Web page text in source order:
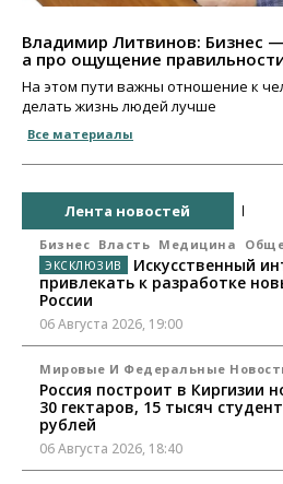
Владимир Литвинов: Бизнес
а про ощущение
На этом пути важны отношение к
делать жизнь людей лучше
Все материалы
Лента новостей
Бизнес Власть Медицина
Искусственный
привлекать к разработке
России
06 Августа 2026, 19:00
Мировые И Федеральные
Россия построит в Киргизии
30 гектаров, 15 тысяч
рублей
06 Августа 2026, 18:40